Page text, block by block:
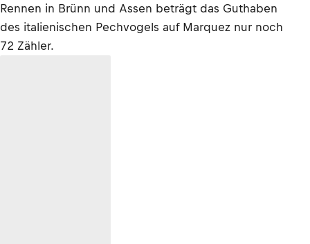
Rennen in Brünn und Assen beträgt das Guthaben
des italienischen Pechvogels auf Marquez nur noch
72 Zähler.